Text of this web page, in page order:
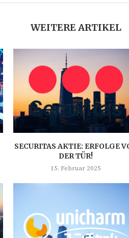
WEITERE ARTIKEL
SECURITAS AKTIE: ERFOLGE
DER TÜR!
15. Februar 2025